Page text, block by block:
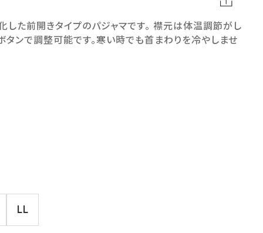
た前開きタイプのパジャマです。 襟元は体温調節がし
タンで調整可能です。寒い時でも首まわりを冷やしませ
LL